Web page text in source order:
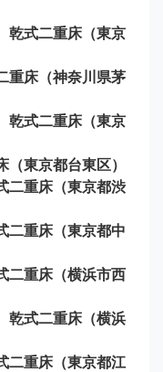
式二重床（東京
床（神奈川県茅
式二重床（東京
東京都台東区）
重床（東京都渋
重床（東京都中
重床（横浜市西
式二重床（横浜
重床（東京都江